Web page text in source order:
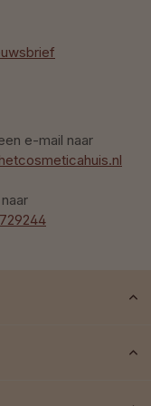
e-mail naar